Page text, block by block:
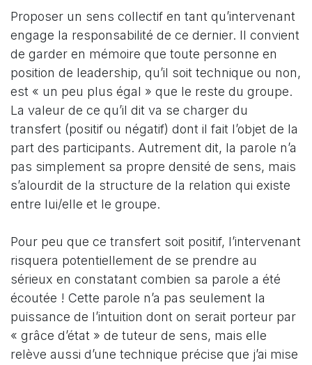
Proposer un sens collectif en tant qu’intervenant
engage la responsabilité de ce dernier. Il convient
de garder en mémoire que toute personne en
position de leadership, qu’il soit technique ou non,
est « un peu plus égal » que le reste du groupe.
La valeur de ce qu’il dit va se charger du
transfert (positif ou négatif) dont il fait l’objet de la
part des participants. Autrement dit, la parole n’a
pas simplement sa propre densité de sens, mais
s’alourdit de la structure de la relation qui existe
entre lui/elle et le groupe.
Pour peu que ce transfert soit positif, l’intervenant
risquera potentiellement de se prendre au
sérieux en constatant combien sa parole a été
écoutée ! Cette parole n’a pas seulement la
puissance de l’intuition dont on serait porteur par
« grâce d’état » de tuteur de sens, mais elle
relève aussi d’une technique précise que j’ai mise